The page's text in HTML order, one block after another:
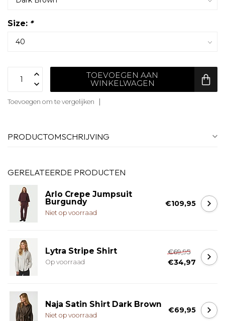
Size: *
TOEVOEGEN AAN
WINKELWAGEN
Toevoegen om te vergelijken
PRODUCTOMSCHRIJVING
GERELATEERDE PRODUCTEN
Arlo Crepe Jumpsuit
Burgundy
Niet op voorraad
€109,95
Lytra Stripe Shirt
Op voorraad
€69,95
€34,97
Naja Satin Shirt Dark Brown
Niet op voorraad
€69,95